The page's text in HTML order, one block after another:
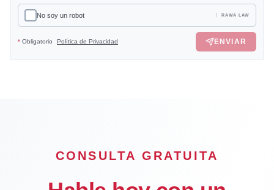
No soy un robot RAWA LAW
* Obligatorio Política de Privacidad ENVIAR
CONSULTA GRATUITA